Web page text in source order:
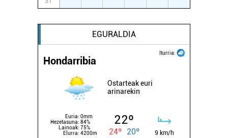
EGURALDIA
Iturria:
Hondarribia
Ostarteak euri
arinarekin
Euria: 0mm
Hezetasuna: 84%
Lainoak: 75%
Elurra: 4200m
22º
24º 20º 9 km/h